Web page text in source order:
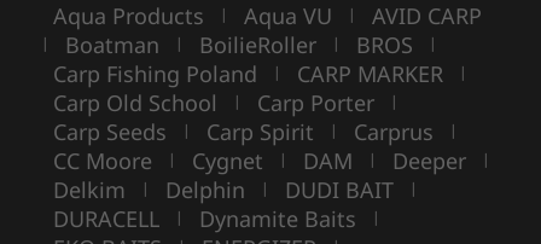
Aqua Products | Aqua VU | AVID CARP
| Boatman | BoilieRoller | BROS |
Carp Fishing Poland | CARP MARKER |
Carp Old School | Carp Porter |
Carp Seeds | Carp Spirit | Carprus |
CC Moore | Cygnet | DAM | Deeper |
Delkim | Delphin | DUDI BAIT |
DURACELL | Dynamite Baits |